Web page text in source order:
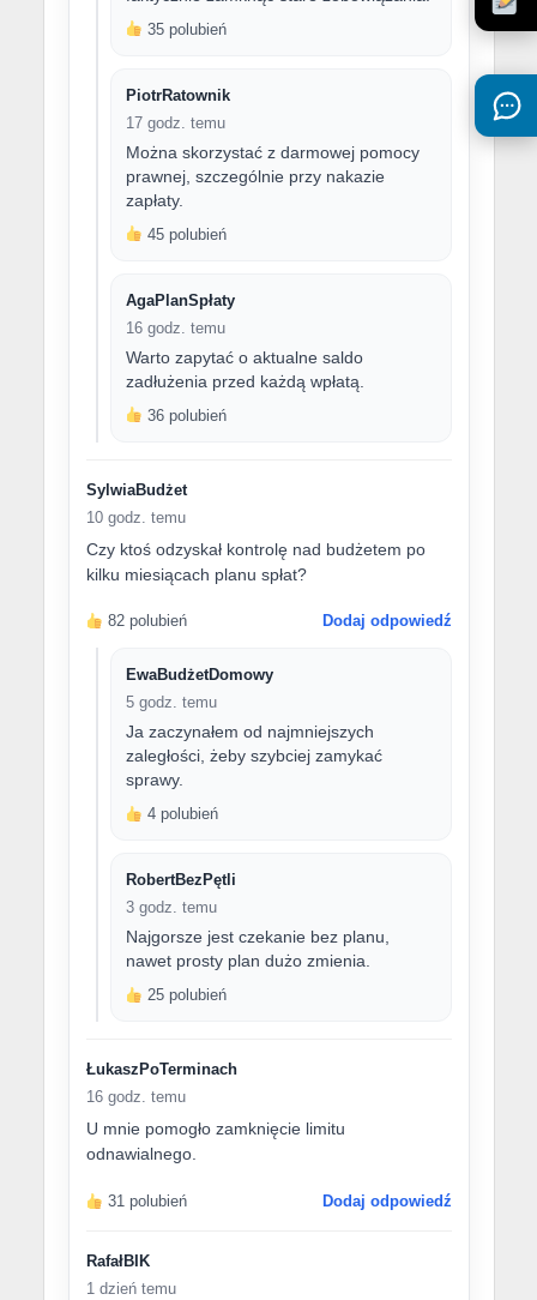
35 polubień
PiotrRatownik
17 godz. temu
Można skorzystać z darmowej pomocy
prawnej, szczególnie przy nakazie
zapłaty.
45 polubień
AgaPlanSpłaty
16 godz. temu
Warto zapytać o aktualne saldo
zadłużenia przed każdą wpłatą.
36 polubień
SylwiaBudżet
10 godz. temu
Czy ktoś odzyskał kontrolę nad budżetem po
kilku miesiącach planu spłat?
82 polubień Dodaj odpowiedź
EwaBudżetDomowy
5 godz. temu
Ja zaczynałem od najmniejszych
zaległości, żeby szybciej zamykać
sprawy.
4 polubień
RobertBezPętli
3 godz. temu
Najgorsze jest czekanie bez planu,
nawet prosty plan dużo zmienia.
25 polubień
ŁukaszPoTerminach
16 godz. temu
U mnie pomogło zamknięcie limitu
odnawialnego.
31 polubień Dodaj odpowiedź
RafałBIK
1 dzień temu